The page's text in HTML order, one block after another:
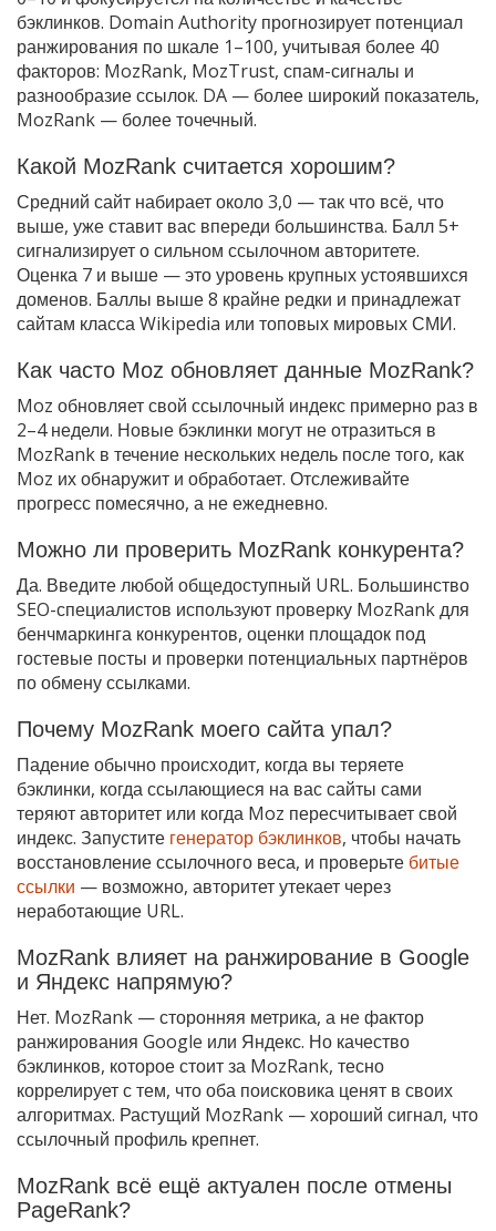
бэклинков. Domain Authority прогнозирует потенциал
ранжирования по шкале 1–100, учитывая более 40
факторов: MozRank, MozTrust, спам-сигналы и
разнообразие ссылок. DA — более широкий показатель,
MozRank — более точечный.
Какой MozRank считается хорошим?
Средний сайт набирает около 3,0 — так что всё, что
выше, уже ставит вас впереди большинства. Балл 5+
сигнализирует о сильном ссылочном авторитете.
Оценка 7 и выше — это уровень крупных устоявшихся
доменов. Баллы выше 8 крайне редки и принадлежат
сайтам класса Wikipedia или топовых мировых СМИ.
Как часто Moz обновляет данные MozRank?
Moz обновляет свой ссылочный индекс примерно раз в
2–4 недели. Новые бэклинки могут не отразиться в
MozRank в течение нескольких недель после того, как
Moz их обнаружит и обработает. Отслеживайте
прогресс помесячно, а не ежедневно.
Можно ли проверить MozRank конкурента?
Да. Введите любой общедоступный URL. Большинство
SEO-специалистов используют проверку MozRank для
бенчмаркинга конкурентов, оценки площадок под
гостевые посты и проверки потенциальных партнёров
по обмену ссылками.
Почему MozRank моего сайта упал?
Падение обычно происходит, когда вы теряете
бэклинки, когда ссылающиеся на вас сайты сами
теряют авторитет или когда Moz пересчитывает свой
индекс. Запустите генератор бэклинков, чтобы начать
восстановление ссылочного веса, и проверьте битые
ссылки — возможно, авторитет утекает через
неработающие URL.
MozRank влияет на ранжирование в Google
и Яндекс напрямую?
Нет. MozRank — сторонняя метрика, а не фактор
ранжирования Google или Яндекс. Но качество
бэклинков, которое стоит за MozRank, тесно
коррелирует с тем, что оба поисковика ценят в своих
алгоритмах. Растущий MozRank — хороший сигнал, что
ссылочный профиль крепнет.
MozRank всё ещё актуален после отмены
PageRank?